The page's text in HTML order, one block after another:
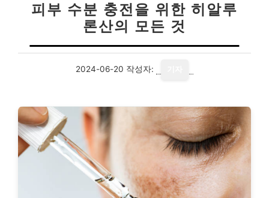
피부 수분 충전을 위한 히알루
론산의 모든 것
2024-06-20 작성자: